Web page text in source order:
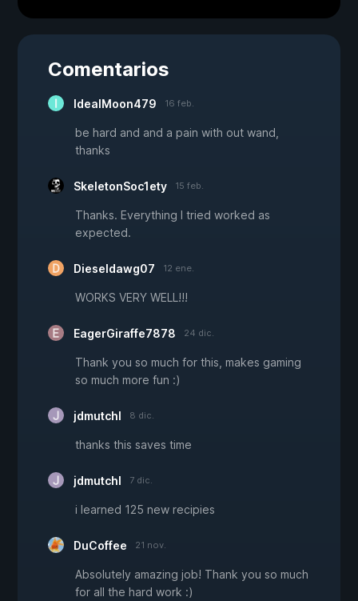
Comentarios
IdealMoon479 16 feb.
be hard and and a pain with out wand,
thanks
SkeletonSoc1ety 15 feb.
Thanks. Everything I tried worked as
expected.
Dieseldawg07 12 ene.
WORKS VERY WELL!!!
EagerGiraffe7878 24 dic.
Thank you so much for this, makes gaming
so much more fun :)
jdmutchl 8 dic.
thanks this saves time
jdmutchl 7 dic.
i learned 125 new recipies
DuCoffee 21 nov.
Absolutely amazing job! Thank you so much
for all the hard work :)